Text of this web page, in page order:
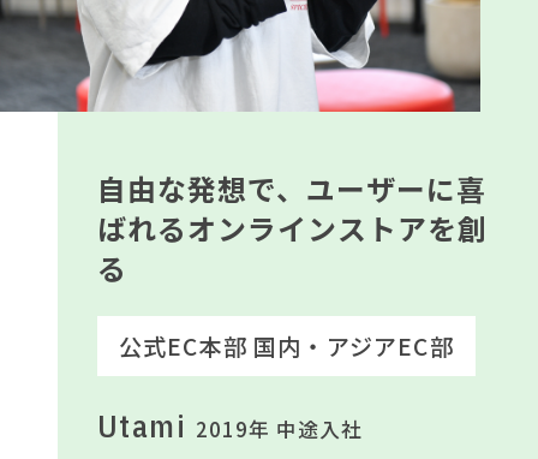
自由な発想で、ユーザーに喜
ばれるオンラインストアを創
る
公式EC本部 国内・アジアEC部
Utami 2019年 中途入社